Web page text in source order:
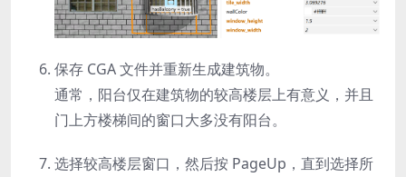
保存 CGA 文件并重新生成建筑物。
通常，阳台仅在建筑物的较高楼层上有意义，并且
门上方楼梯间的窗口大多没有阳台。
选择较高楼层窗口，然后按 PageUp ，直到选择所